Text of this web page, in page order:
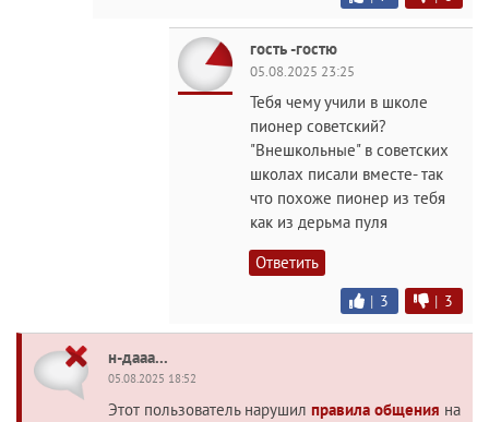
гость -гостю
05.08.2025 23:25
Тебя чему учили в школе
пионер советский?
"Внешкольные" в советских
школах писали вместе- так
что похоже пионер из тебя
как из дерьма пуля
Ответить
| 3 | 3
н-дааа...
05.08.2025 18:52
Этот пользователь нарушил правила общения на